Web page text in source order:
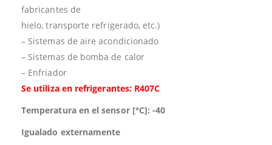
fabricantes de
hielo, transporte refrigerado, etc.)
– Sistemas de aire acondicionado
– Sistemas de bomba de calor
– Enfriador
Se utiliza en refrigerantes: R407C
Temperatura en el sensor [°C]: -40
Igualado externamente